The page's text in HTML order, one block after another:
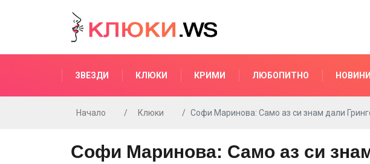
ЗВЕЗДИ КЛЮКИ КРИМИ ЛЮБОПИТНО НОВИНИ
Начало Клюки Софи Маринова: Само аз си знам дали
Софи Маринова: Само аз си